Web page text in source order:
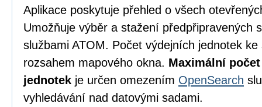
Aplikace poskytuje přehled o všech
Umožňuje výběr a stažení předpřipravených
službami ATOM. Počet výdejních jednotek
rozsahem mapového okna. Maximální
jednotek je určen omezením OpenSearch
vyhledávání nad datovými sadami.